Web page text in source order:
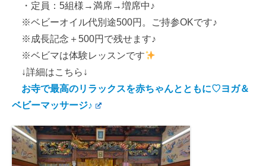
・定員：5組様→満席→増席中♪
※ベビーオイル代別途500円。ご持参OKです♪
※成長記念＋500円で残せます♪
※ベビマは体験レッスンです
↓詳細はこちら↓
お寺で最高のリラックスを赤ちゃんとともに♡ヨガ＆
ベビーマッサージ♪